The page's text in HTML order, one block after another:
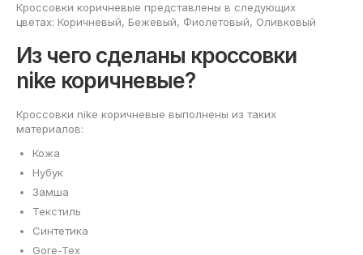
Кроссовки коричневые представлены в следующих
цветах: Коричневый, Бежевый, Фиолетовый, Оливковый
Из чего сделаны кроссовки
nike коричневые?
Кроссовки nike коричневые выполнены из таких
материалов:
Кожа
Нубук
Замша
Текстиль
Синтетика
Gore-Tex